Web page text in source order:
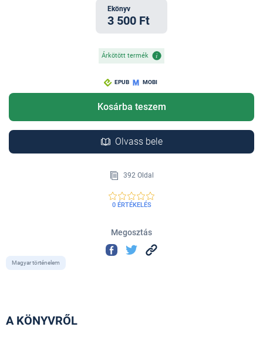
Ekönyv
3 500 Ft
Árkötött termék
EPUB MOBI
Kosárba teszem
Olvass bele
392 Oldal
0 ÉRTÉKELÉS
Megosztás
Magyar történelem
A KÖNYVRŐL